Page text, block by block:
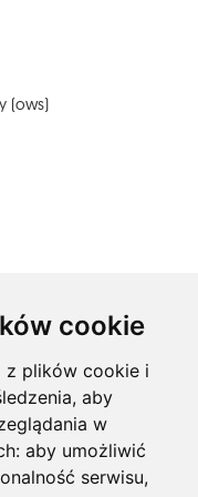
cookie
z plików cookie i
aby
w
aby umożliwić
serwisu,
(ows)